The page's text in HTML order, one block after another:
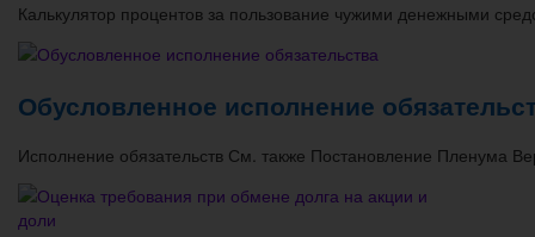
Калькулятор процентов за пользование чужими денежными
Обусловленное исполнение
Исполнение обязательств См. также Постановление Пленума